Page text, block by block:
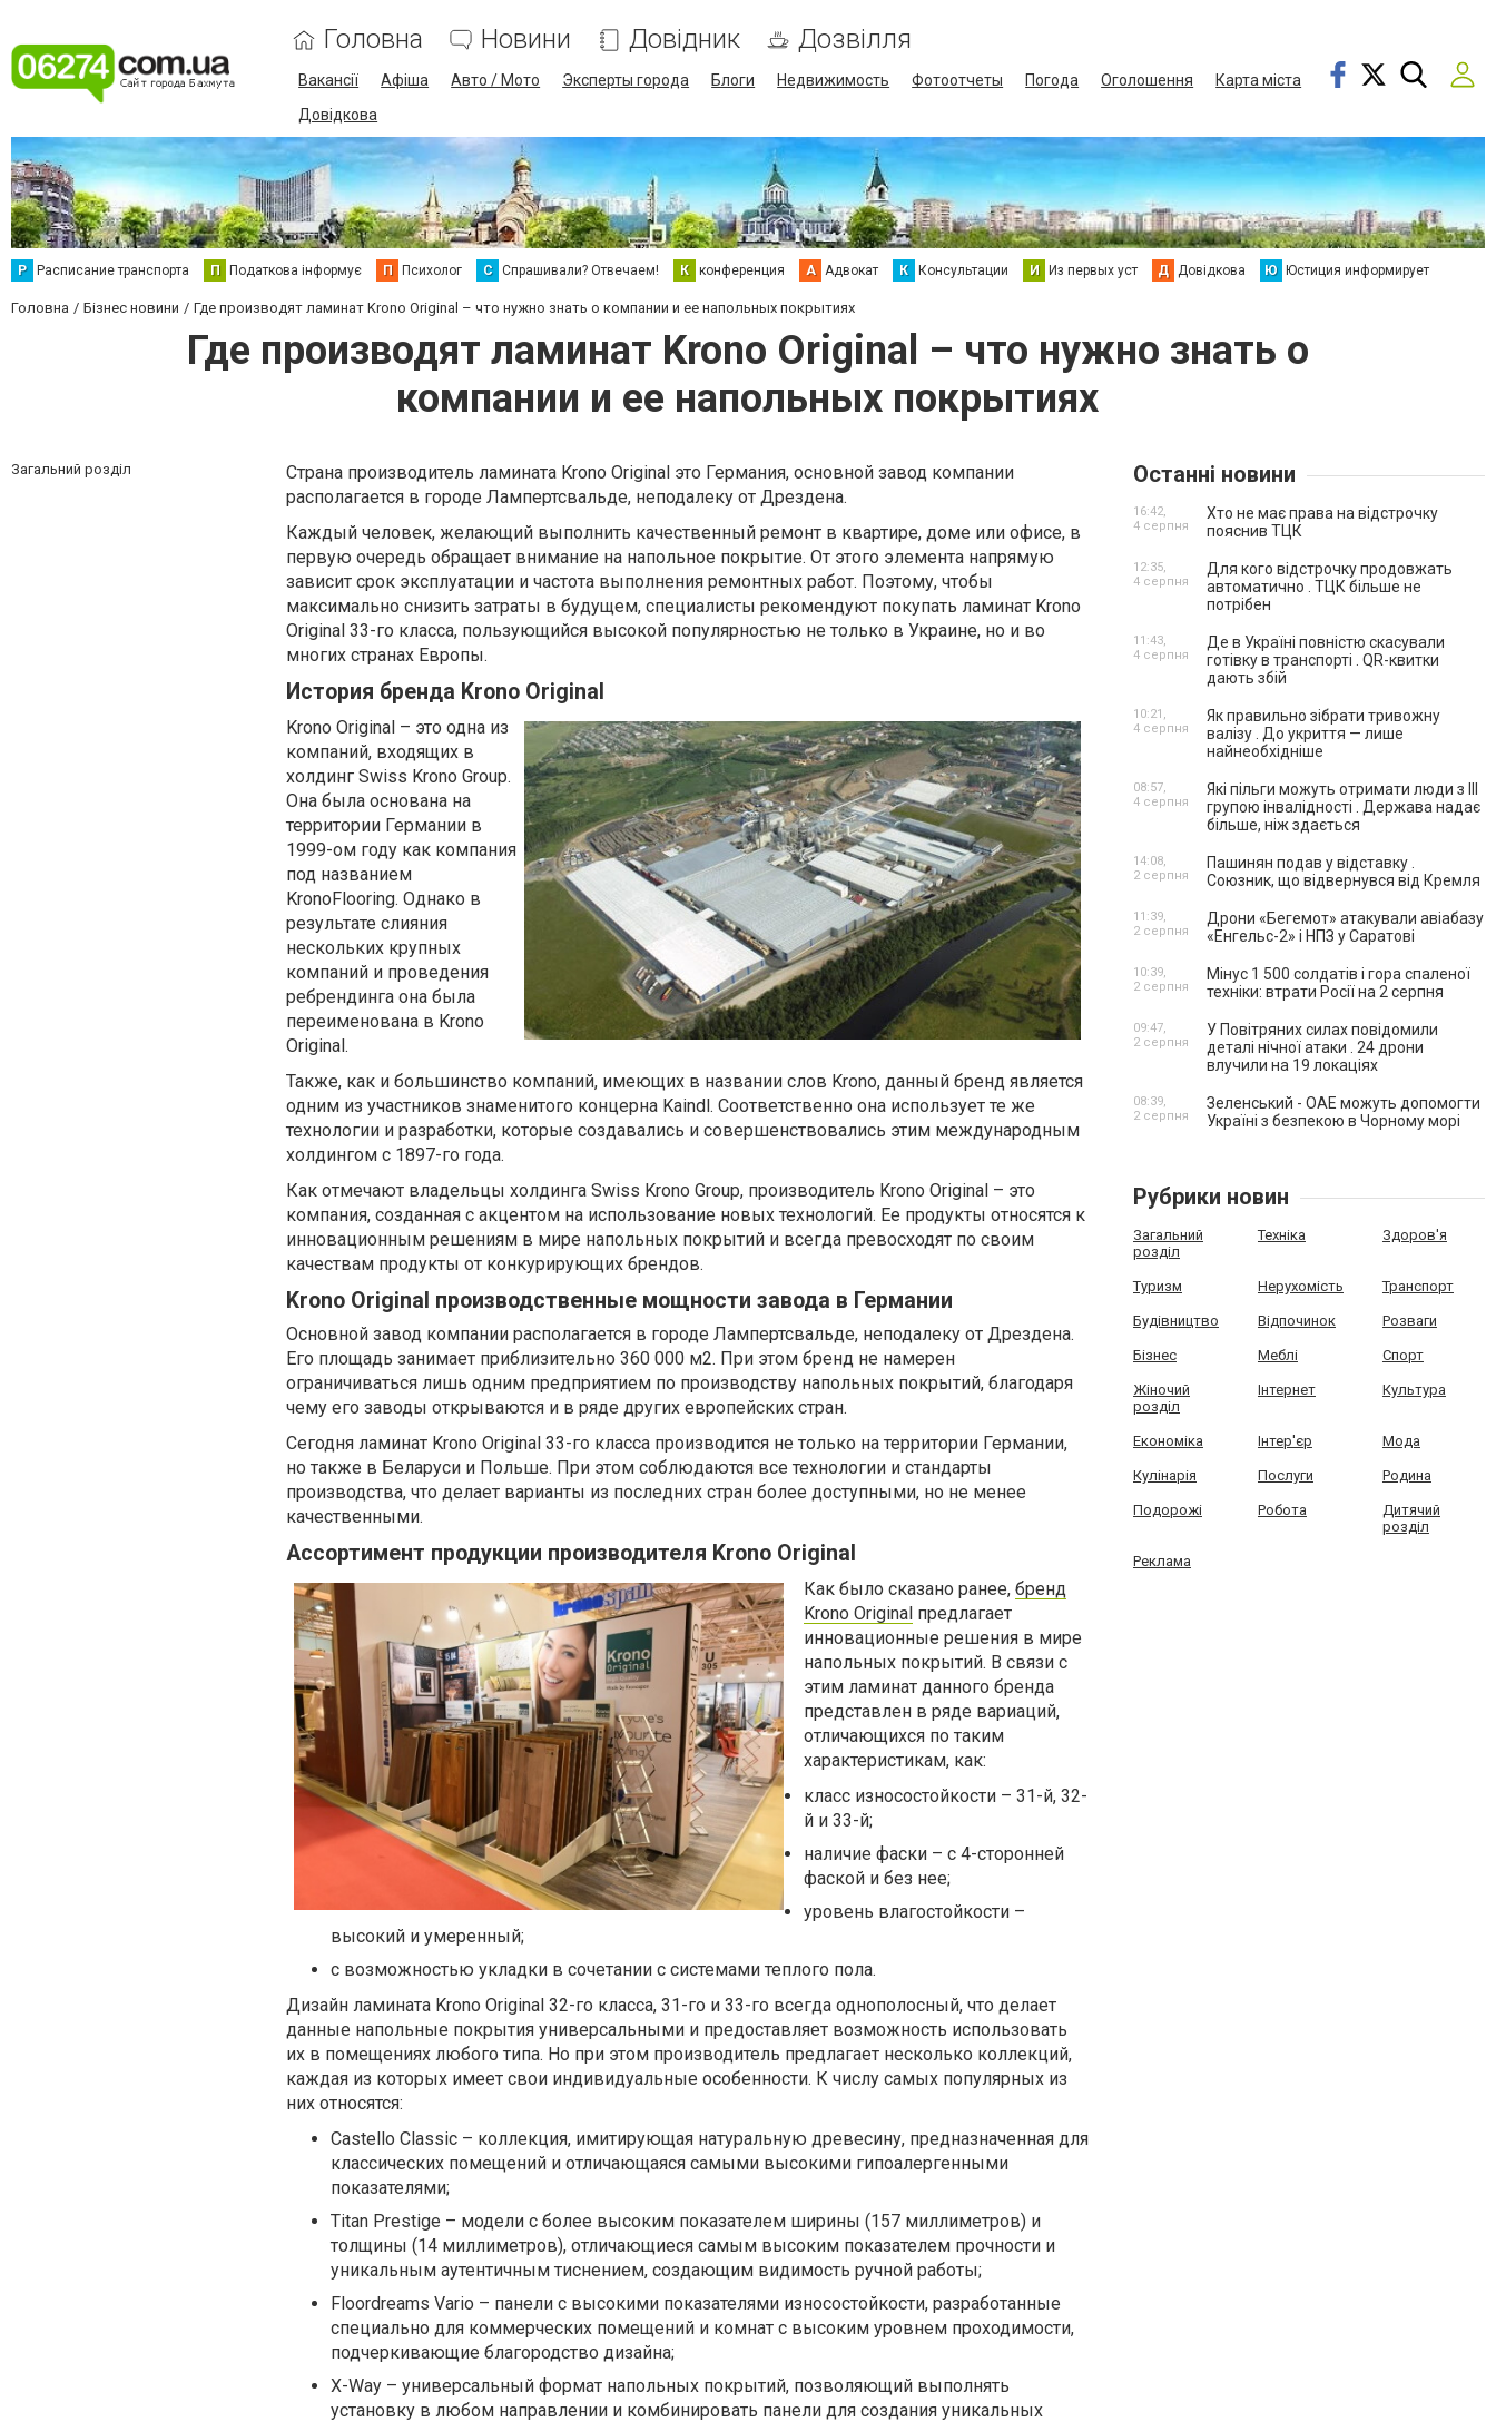
Головна Новини Довідник Дозвілля
Вакансії Афіша Авто / Мото Эксперты города Блоги Недвижимость Фотоотчеты Погода Оголошення
Карта міста
Довідкова
Р Расписание транспорта П Податкова інформує П Психолог С Спрашивали? Отвечаем! К конференция А Адвокат К Консультации И Из первых уст Д Довідкова Ю Юстиция информирует
Головна Бізнес новини Где производят ламинат Krono Original – что нужно знать о компании и ее напольных покрытиях
Где производят ламинат Krono Original – что нужно знать о
компании и ее напольных покрытиях
Загальний розділ
Страна производитель ламината Krono Original это Германия, основной завод компании
располагается в городе Лампертсвальде, неподалеку от Дрездена.
Каждый человек, желающий выполнить качественный ремонт в квартире, доме или офисе, в
первую очередь обращает внимание на напольное покрытие. От этого элемента напрямую
зависит срок эксплуатации и частота выполнения ремонтных работ. Поэтому, чтобы
максимально снизить затраты в будущем, специалисты рекомендуют покупать ламинат Krono
Original 33-го класса, пользующийся высокой популярностью не только в Украине, но и во
многих странах Европы.
История бренда Krono Original
Krono Original – это одна из
компаний, входящих в
холдинг Swiss Krono Group.
Она была основана на
территории Германии в
1999-ом году как компания
под названием
KronoFlooring. Однако в
результате слияния
нескольких крупных
компаний и проведения
ребрендинга она была
переименована в Krono
Original.
Также, как и большинство компаний, имеющих в названии слов Krono, данный бренд является
одним из участников знаменитого концерна Kaindl. Соответственно она использует те же
технологии и разработки, которые создавались и совершенствовались этим международным
холдингом с 1897-го года.
Как отмечают владельцы холдинга Swiss Krono Group, производитель Krono Original – это
компания, созданная с акцентом на использование новых технологий. Ее продукты относятся к
инновационным решениям в мире напольных покрытий и всегда превосходят по своим
качествам продукты от конкурирующих брендов.
Krono Original производственные мощности завода в Германии
Основной завод компании располагается в городе Лампертсвальде, неподалеку от Дрездена.
Его площадь занимает приблизительно 360 000 м2. При этом бренд не намерен
ограничиваться лишь одним предприятием по производству напольных покрытий, благодаря
чему его заводы открываются и в ряде других европейских стран.
Сегодня ламинат Krono Original 33-го класса производится не только на территории Германии,
но также в Беларуси и Польше. При этом соблюдаются все технологии и стандарты
производства, что делает варианты из последних стран более доступными, но не менее
качественными.
Ассортимент продукции производителя Krono Original
Как было сказано ранее, бренд
Krono Original предлагает
инновационные решения в мире
напольных покрытий. В связи с
этим ламинат данного бренда
представлен в ряде вариаций,
отличающихся по таким
характеристикам, как:
класс износостойкости – 31-й, 32-
й и 33-й;
наличие фаски – с 4-сторонней
фаской и без нее;
уровень влагостойкости –
высокий и умеренный;
с возможностью укладки в сочетании с системами теплого пола.
Дизайн ламината Krono Original 32-го класса, 31-го и 33-го всегда однополосный, что делает
данные напольные покрытия универсальными и предоставляет возможность использовать
их в помещениях любого типа. Но при этом производитель предлагает несколько коллекций,
каждая из которых имеет свои индивидуальные особенности. К числу самых популярных из
них относятся:
Castello Classic – коллекция, имитирующая натуральную древесину, предназначенная для
классических помещений и отличающаяся самыми высокими гипоалергенными
показателями;
Titan Prestige – модели с более высоким показателем ширины (157 миллиметров) и
толщины (14 миллиметров), отличающиеся самым высоким показателем прочности и
уникальным аутентичным тиснением, создающим видимость ручной работы;
Floordreams Vario – панели с высокими показателями износостойкости, разработанные
специально для коммерческих помещений и комнат с высоким уровнем проходимости,
подчеркивающие благородство дизайна;
X-Way – универсальный формат напольных покрытий, позволяющий выполнять
установку в любом направлении и комбинировать панели для создания уникальных
Останні новини
Хто не має права на відстрочку
пояснив ТЦК
16:42,
4 серпня
Для кого відстрочку продовжать
автоматично . ТЦК більше не
потрібен
12:35,
4 серпня
Де в Україні повністю скасували
готівку в транспорті . QR-квитки
дають збій
11:43,
4 серпня
Як правильно зібрати тривожну
валізу . До укриття — лише
найнеобхідніше
10:21,
4 серпня
Які пільги можуть отримати люди з III
групою інвалідності . Держава надає
більше, ніж здається
08:57,
4 серпня
Пашинян подав у відставку .
Союзник, що відвернувся від Кремля
14:08,
2 серпня
Дрони «Бегемот» атакували авіабазу
«Енгельс-2» і НПЗ у Саратові
11:39,
2 серпня
Мінус 1 500 солдатів і гора спаленої
техніки: втрати Росії на 2 серпня
10:39,
2 серпня
У Повітряних силах повідомили
деталі нічної атаки . 24 дрони
влучили на 19 локаціях
09:47,
2 серпня
Зеленський - ОАЕ можуть допомогти
Україні з безпекою в Чорному морі
08:39,
2 серпня
Рубрики новин
Загальний
розділ
Техніка Здоров'я
Туризм Нерухомість Транспорт
Будівництво Відпочинок Розваги
Бізнес Меблі Спорт
Жіночий
розділ
Інтернет Культура
Економіка Інтер'єр Мода
Кулінарія Послуги Родина
Подорожі Робота
Дитячий
розділ
Реклама